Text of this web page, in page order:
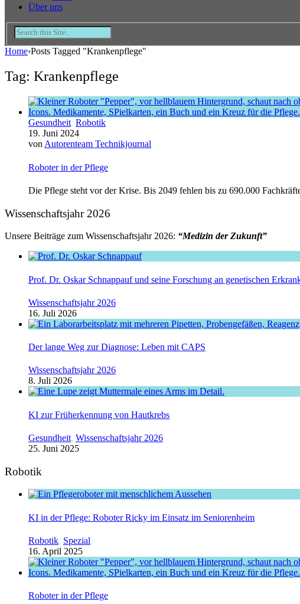
Über uns
Home›Posts Tagged "Krankenpflege"
Tag: Krankenpflege
Gesundheit, Robotik
19. Juni 2024
von Autorenteam Technikjournal
Roboter in der Pflege
Die Pflege steht vor der Krise. Bis 2049 fehlen bis zu 690.000
Wissenschaftsjahr 2026
Unsere Beiträge zum Wissenschaftsjahr 2026: “Medizin der Zukunft”
Prof. Dr. Oskar Schnappauf und seine Forschung an genetischen
Wissenschaftsjahr 2026
16. Juli 2026
Der lange Weg zur Diagnose: Leben mit CAPS
Wissenschaftsjahr 2026
8. Juli 2026
KI zur Früherkennung von Hautkrebs
Gesundheit, Wissenschaftsjahr 2026
25. Juni 2025
Robotik
KI in der Pflege: Roboter Ricky im Einsatz im Seniorenheim
Robotik, Spezial
16. April 2025
Roboter in der Pflege